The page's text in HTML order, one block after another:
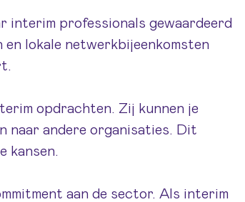
interim professionals gewaardeerd
lokale netwerkbijeenkomsten
opdrachten. Zij kunnen je
naar andere organisaties. Dit
kansen.
aan de sector. Als interim